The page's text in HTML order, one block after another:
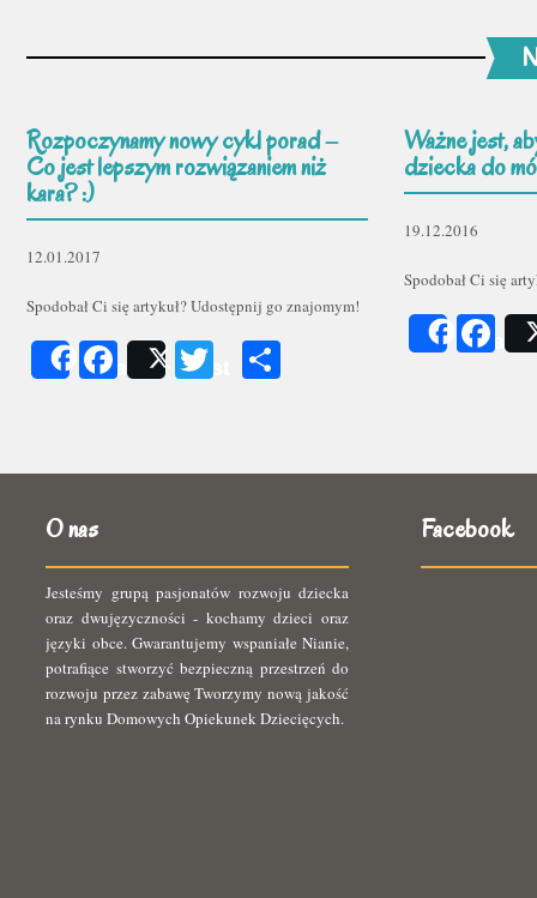
Rozpoczynamy nowy cykl porad –
Co jest lepszym rozwiązaniem niż
kara? :)
12.01.2017
Spodobał Ci się artykuł? Udostępnij go znajomym!
ShareFacebook
Post Twitter
Ważne jest,
dziecka do
19.12.2016
Spodobał Ci się
Share
O nas
Jesteśmy grupą pasjonatów rozwoju dziecka
oraz dwujęzyczności - kochamy dzieci oraz
języki obce. Gwarantujemy wspaniałe Nianie,
potrafiące stworzyć bezpieczną przestrzeń do
rozwoju przez zabawę Tworzymy nową jakość
na rynku Domowych Opiekunek Dziecięcych.
Facebook